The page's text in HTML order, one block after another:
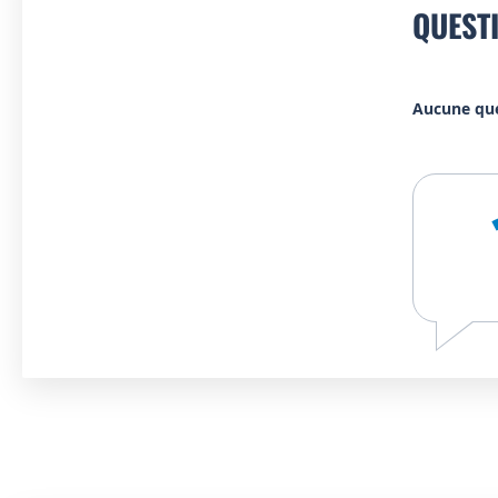
Aucune